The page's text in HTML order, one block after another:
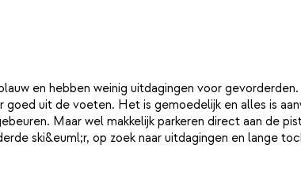
en hebben weinig uitdagingen voor
uit de voeten. Het is gemoedelijk en alles is
Maar wel makkelijk parkeren direct aan de